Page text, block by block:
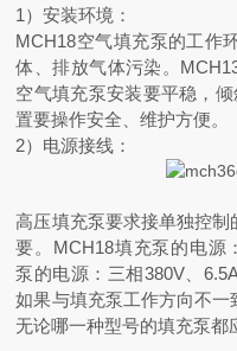
1）安装环境：
MCH18空气填充泵的工作
体、排放气体污染。
空气填充泵安装要平稳，
置要操作安全、维护方便。
2）电源接线：
高压填充泵要求接单独控
要。MCH18填充泵的电源
泵的电源：三相380V、
如果与填充泵工作方向不一
无论哪一种型号的填充泵都